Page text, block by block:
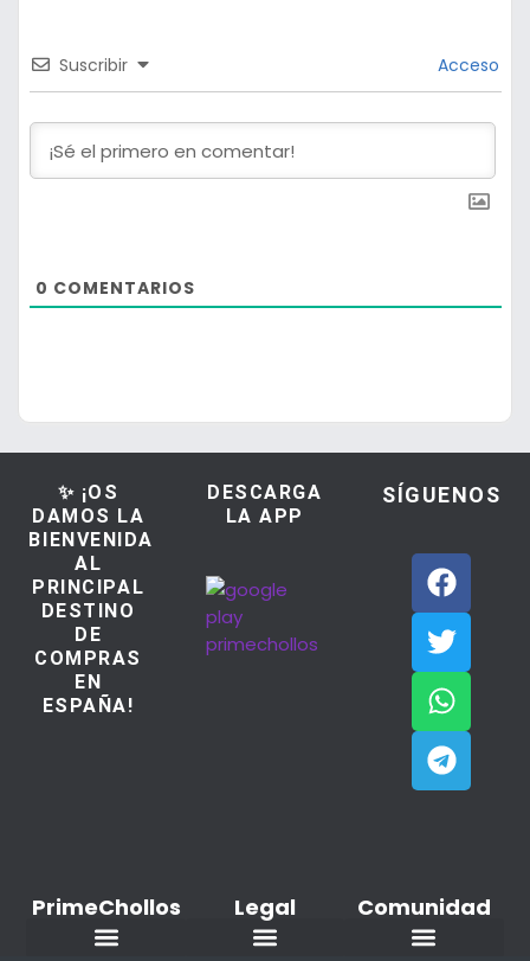
Suscribir Acceso
0 COMENTARIOS
✨ ¡OS
DAMOS LA
BIENVENIDA
AL
PRINCIPAL
DESTINO
DE
COMPRAS
EN
ESPAÑA!
DESCARGA
LA APP
SÍGUENOS
PrimeChollos Legal Comunidad